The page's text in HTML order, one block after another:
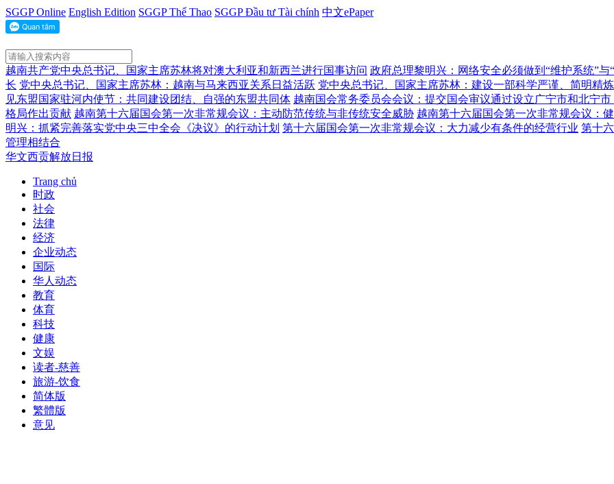
SGGP Online English Edition SGGP Thể Thao SGGP Đầu tư Tài chính 中文ePaper
越南共产党中央总书记、国家主席苏林将对澳大利亚和新西兰进行国事访问 政府总理黎明兴：网络安全必须做到“维护系统”与
长 党中央总书记、国家主席苏林：越南与马来西亚关系日益活跃 党中央总书记、国家主席苏林：建设一部科学严谨、简明精
见东盟国家驻河内使节：共同建设团结、自强的东盟共同体 越南国会常务委员会会议：提交国会审议通过设立广宁市和北宁市
格局作出贡献 越南第十六届国会第一次非常规会议：主动防范传统与非传统安全威胁 越南第十六届国会第一次非常规会议：
明兴：抓紧完善落实党中央三中全会《决议》的行动计划 第十六届国会第一次非常规会议：大力减少有条件的经营行业 第十
管理相结合
华文西贡解放日报
Trang chủ
时政
社会
法律
经济
企业动态
国际
华人动态
教育
体育
科技
健康
文娱
读者-慈善
旅游-饮食
简体版
繁體版
意见